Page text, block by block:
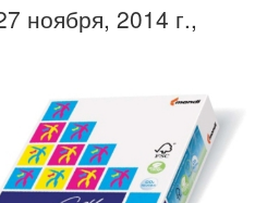
ноября, 2014 г.,